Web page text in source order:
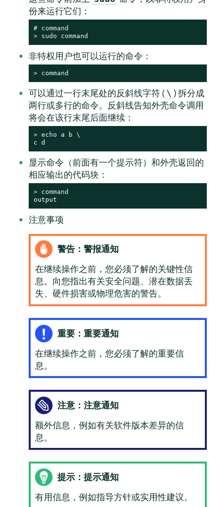
份来运行它们：
# command
> sudo command
非特权用户也可以运行的命令：
> command
可以通过一行末尾处的反斜线字符 ( \ ) 拆分成
两行或多行的命令。反斜线告知外壳命令调用
将会在该行末尾后面继续：
> echo a b \
c d
显示命令（前面有一个提示符）和外壳返回的
相应输出的代码块：
> command
output
注意事项
警告：警报通知
在继续操作之前，您必须了解的关键性信
息。向您指出有关安全问题、潜在数据丢
失、硬件损害或物理危害的警告。
重要：重要通知
在继续操作之前，您必须了解的重要信
息。
注意：注意通知
额外信息，例如有关软件版本差异的信
息。
提示：提示通知
有用信息，例如指导方针或实用性建议。